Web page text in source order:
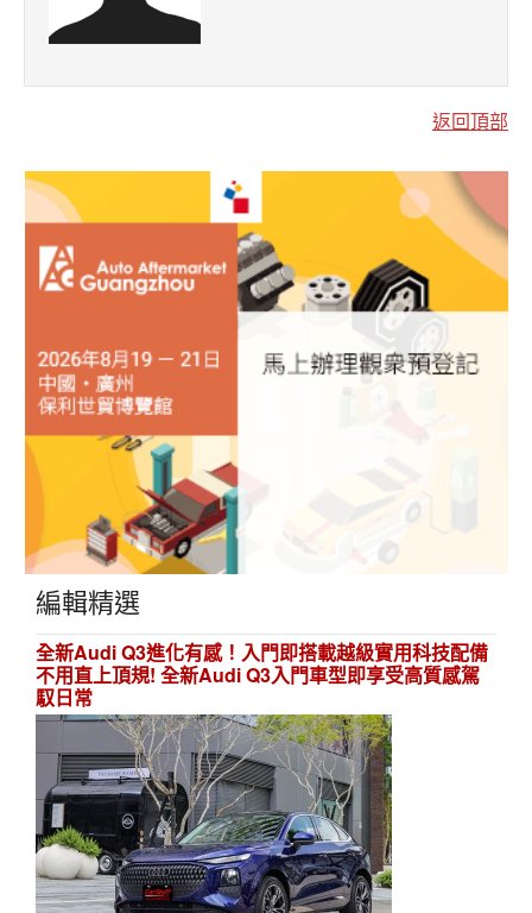
返回頂部
編輯精選
全新Audi Q3進化有感！入門即搭載越級實用科技配備
不用直上頂規! 全新Audi Q3入門車型即享受高質感駕
馭日常